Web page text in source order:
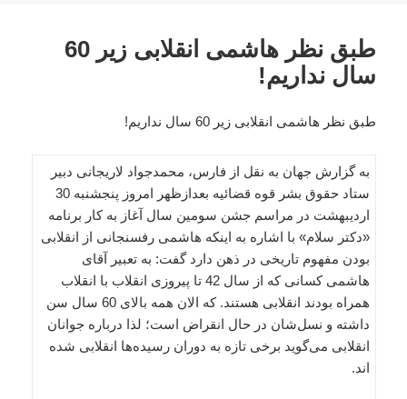
طبق نظر هاشمی انقلابی زیر 60
سال نداریم!
طبق نظر هاشمی انقلابی زیر 60 سال نداریم!
به گزارش جهان به نقل از فارس، محمدجواد لاریجانی دبیر
ستاد حقوق ‌بشر قوه قضائیه بعدازظهر امروز پنجشنبه 30
اردیبهشت در مراسم جشن سومین سال آغاز به کار برنامه
«دکتر سلام» با اشاره به اینکه هاشمی رفسنجانی از انقلابی
بودن مفهوم تاریخی در ذهن دارد گفت: به تعبیر آقای
هاشمی کسانی که از سال 42 تا پیروزی انقلاب با انقلاب
همراه بودند انقلابی هستند. که الان همه بالای 60 سال سن
داشته و نسل‌شان در حال انقراض است؛ لذا درباره جوانان
انقلابی می‌گوید برخی تازه به دوران رسیده‌ها انقلابی شده
اند.